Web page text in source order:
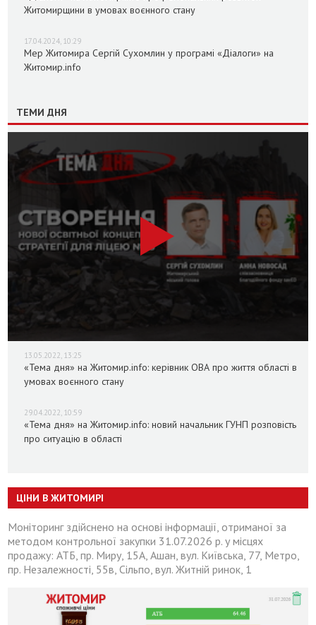
Житомирщини в умовах воєнного стану
17.04.2024, 10:29
Мер Житомира Сергій Сухомлин у програмі «Діалоги» на
Житомир.info
ТЕМИ ДНЯ
13.05.2022, 13:25
«Тема дня» на Житомир.info: керівник ОВА про життя області в
умовах воєнного стану
29.04.2022, 10:59
«Тема дня» на Житомир.info: новий начальник ГУНП розповість
про ситуацію в області
ЦІНИ В ЖИТОМИРІ
Моніторинг здійснено на основі інформації, отриманої за
методом контрольної закупки 31.07.2026 р. у місцях
продажу: АТБ, пр. Миру, 15А, Ашан, вул. Київська, 77, Метро,
пр. Незалежності, 55в, Сільпо, вул. Житній ринок, 1